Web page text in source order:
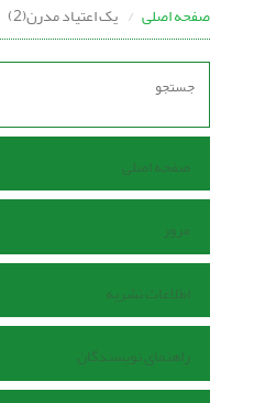
صفحه اصلی یک اعتیاد مدرن(2)
صفحه اصلی
مرور
اطلاعات نشریه
راهنمای نویسندگان